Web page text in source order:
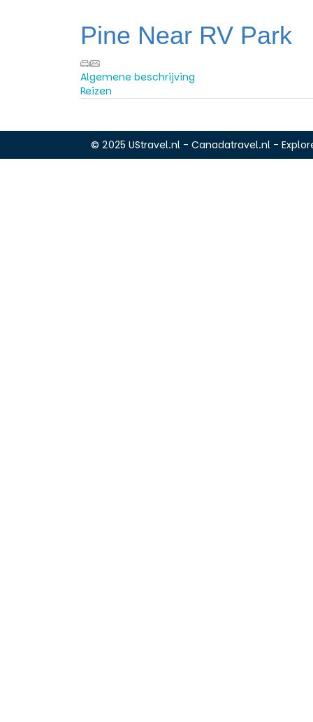
Pine Near RV Park
Algemene beschrijving
Reizen
© 2025 UStravel.nl - Canadatravel.nl -